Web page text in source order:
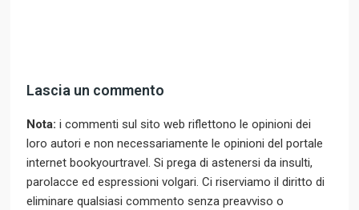
Lascia un commento
Nota: i commenti sul sito web riflettono le opinioni dei
loro autori e non necessariamente le opinioni del portale
internet bookyourtravel. Si prega di astenersi da insulti,
parolacce ed espressioni volgari. Ci riserviamo il diritto di
eliminare qualsiasi commento senza preavviso o